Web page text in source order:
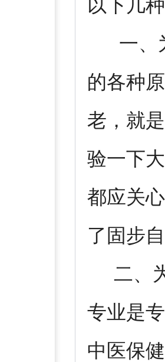
以下几
一、为
的各种
老，就
验一下
都应关
了固步
二、为
专业是
中医保